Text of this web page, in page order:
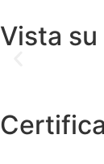
Vista su